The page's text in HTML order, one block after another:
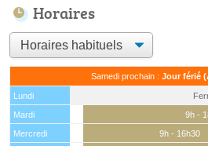
Horaires
Samedi prochain : Jour férié
Lundi
Mardi
9h -
Mercredi
9h - 16h30